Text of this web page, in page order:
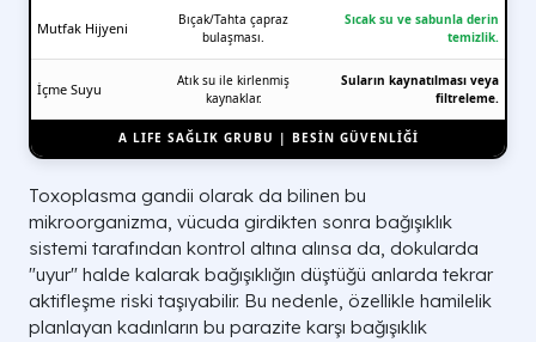
Mutfak Hijyeni
Bıçak/Tahta çapraz
bulaşması.
Sıcak su ve sabunla derin
temizlik.
İçme Suyu
Atık su ile kirlenmiş
kaynaklar.
Suların kaynatılması veya
filtreleme.
A LIFE SAĞLIK GRUBU | BESİN GÜVENLİĞİ
Toxoplasma gandii olarak da bilinen bu
mikroorganizma, vücuda girdikten sonra bağışıklık
sistemi tarafından kontrol altına alınsa da, dokularda
"uyur" halde kalarak bağışıklığın düştüğü anlarda tekrar
aktifleşme riski taşıyabilir. Bu nedenle, özellikle hamilelik
planlayan kadınların bu parazite karşı bağışıklık